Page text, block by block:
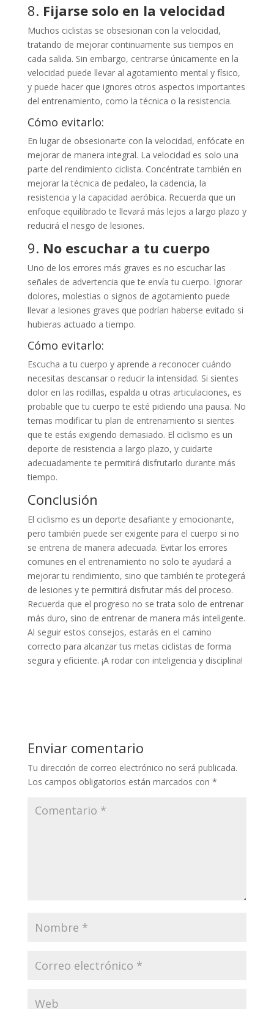
8. Fijarse solo en la velocidad
Muchos ciclistas se obsesionan con la velocidad,
tratando de mejorar continuamente sus tiempos en
cada salida. Sin embargo, centrarse únicamente en la
velocidad puede llevar al agotamiento mental y físico,
y puede hacer que ignores otros aspectos importantes
del entrenamiento, como la técnica o la resistencia.
Cómo evitarlo:
En lugar de obsesionarte con la velocidad, enfócate en
mejorar de manera integral. La velocidad es solo una
parte del rendimiento ciclista. Concéntrate también en
mejorar la técnica de pedaleo, la cadencia, la
resistencia y la capacidad aeróbica. Recuerda que un
enfoque equilibrado te llevará más lejos a largo plazo y
reducirá el riesgo de lesiones.
9. No escuchar a tu cuerpo
Uno de los errores más graves es no escuchar las
señales de advertencia que te envía tu cuerpo. Ignorar
dolores, molestias o signos de agotamiento puede
llevar a lesiones graves que podrían haberse evitado si
hubieras actuado a tiempo.
Cómo evitarlo:
Escucha a tu cuerpo y aprende a reconocer cuándo
necesitas descansar o reducir la intensidad. Si sientes
dolor en las rodillas, espalda u otras articulaciones, es
probable que tu cuerpo te esté pidiendo una pausa. No
temas modificar tu plan de entrenamiento si sientes
que te estás exigiendo demasiado. El ciclismo es un
deporte de resistencia a largo plazo, y cuidarte
adecuadamente te permitirá disfrutarlo durante más
tiempo.
Conclusión
El ciclismo es un deporte desafiante y emocionante,
pero también puede ser exigente para el cuerpo si no
se entrena de manera adecuada. Evitar los errores
comunes en el entrenamiento no solo te ayudará a
mejorar tu rendimiento, sino que también te protegerá
de lesiones y te permitirá disfrutar más del proceso.
Recuerda que el progreso no se trata solo de entrenar
más duro, sino de entrenar de manera más inteligente.
Al seguir estos consejos, estarás en el camino
correcto para alcanzar tus metas ciclistas de forma
segura y eficiente. ¡A rodar con inteligencia y disciplina!
Enviar comentario
Tu dirección de correo electrónico no será publicada.
Los campos obligatorios están marcados con *